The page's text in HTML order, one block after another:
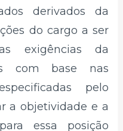
derivados da
do cargo a ser
exigências da
com base nas
pelo
a objetividade e a
essa posição